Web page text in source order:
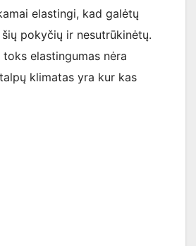
elastingi, kad galėtų
pokyčių ir nesutrūkinėtų.
elastingumas nėra
klimatas yra kur kas